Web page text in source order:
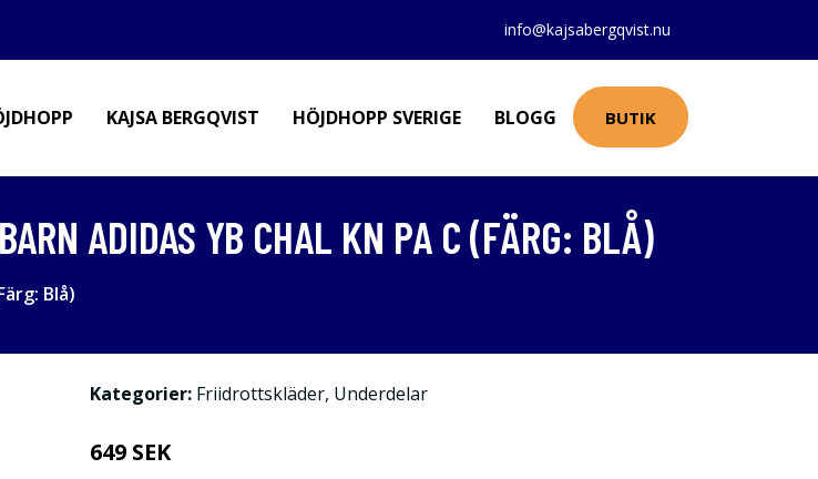
info@kajsabergqvist.nu
KAJSA BERGQVIST HÖJDHOPP SVERIGE BLOGG BUTIK
ADIDAS YB CHAL KN PA C (FÄRG: BLÅ)
Blå)
Kategorier: Friidrottskläder, Underdelar
649 SEK